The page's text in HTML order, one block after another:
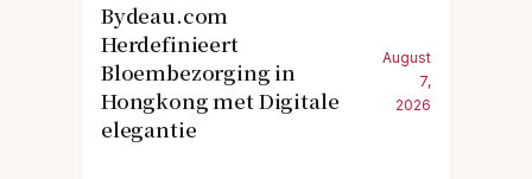
Bydeau.com
Herdefinieert
Bloembezorging in
Hongkong met Digitale
elegantie
August
7,
2026